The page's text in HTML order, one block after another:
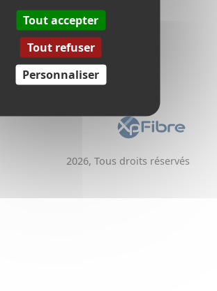
Aménageurs
2026, Tous droits réservés
Tout accepter
Tout refuser
Personnaliser